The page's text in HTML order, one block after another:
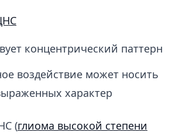
концентрический паттерн
воздействие может носить
характер
(глиома высокой степени